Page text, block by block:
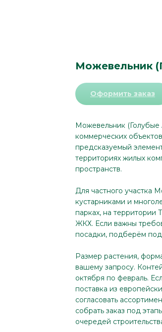
Можевельник
Оформить заказ
Можевельник (Голубые
коммерческих
предсказуемый
территориях жилых
пространств.
Для частного участка
кустарниками и
парках, на территории
ЖКХ. Если важны
посадки, подберём
Размер растения,
вашему запросу.
октября по февраль.
поставка из
согласовать
собрать заказ под
очередей